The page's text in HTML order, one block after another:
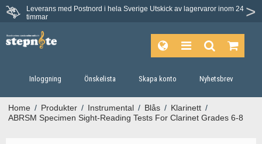
Leverans med Postnord i hela Sverige Utskick av lagervaror inom 24
timmar
Inloggning Önskelista Skapa konto Nyhetsbrev
Home / Produkter / Instrumental / Blås / Klarinett /
ABRSM Specimen Sight-Reading Tests For Clarinet Grades 6-8